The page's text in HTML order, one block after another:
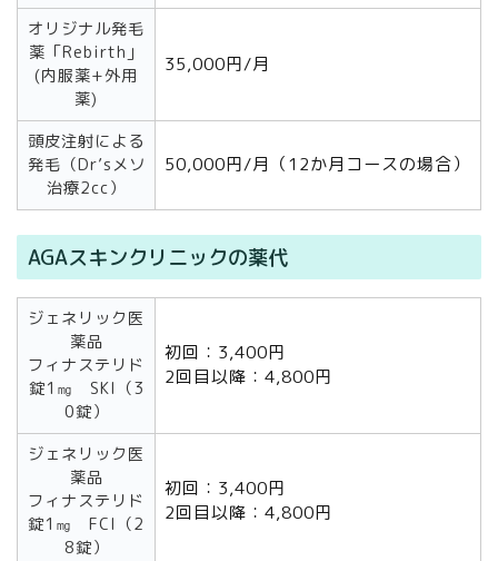
オリジナル発毛
薬「Rebirth」
(内服薬+外用
薬)
35,000円/月
頭皮注射による
発毛（Dr’sメソ
治療2cc）
50,000円/月（12か月コースの場合）
AGAスキンクリニックの薬代
ジェネリック医
薬品
フィナステリド
錠1㎎ SKI（3
0錠）
初回：3,400円
2回目以降：4,800円
ジェネリック医
薬品
フィナステリド
錠1㎎ FCI（2
8錠）
初回：3,400円
2回目以降：4,800円